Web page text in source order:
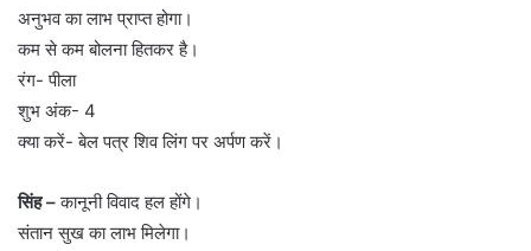
अनुभव का लाभ प्राप्त होगा।
कम से कम बोलना हितकर है।
रंग- पीला
शुभ अंक- 4
क्या करें- बेल पत्र शिव लिंग पर अर्पण करें।
सिंह –कानूनी विवाद हल होंगे।
संतान सुख का लाभ मिलेगा।